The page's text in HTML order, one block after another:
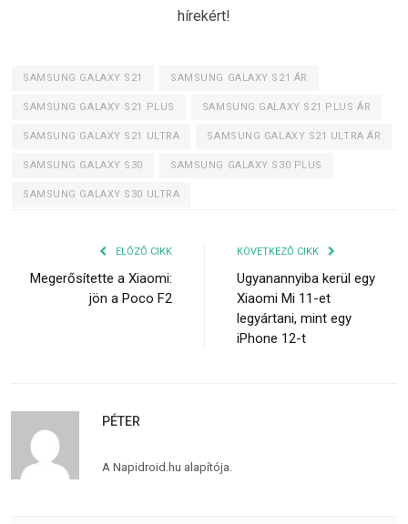
hírekért!
SAMSUNG GALAXY S21 SAMSUNG GALAXY S21 ÁR
SAMSUNG GALAXY S21 PLUS SAMSUNG GALAXY S21 PLUS ÁR
SAMSUNG GALAXY S21 ULTRA SAMSUNG GALAXY S21 ULTRA ÁR
SAMSUNG GALAXY S30 SAMSUNG GALAXY S30 PLUS
SAMSUNG GALAXY S30 ULTRA
ELŐZŐ CIKK
Megerősítette a Xiaomi:
jön a Poco F2
KÖVETKEZŐ CIKK
Ugyanannyiba kerül egy
Xiaomi Mi 11-et
legyártani, mint egy
iPhone 12-t
PÉTER
A Napidroid.hu alapítója.